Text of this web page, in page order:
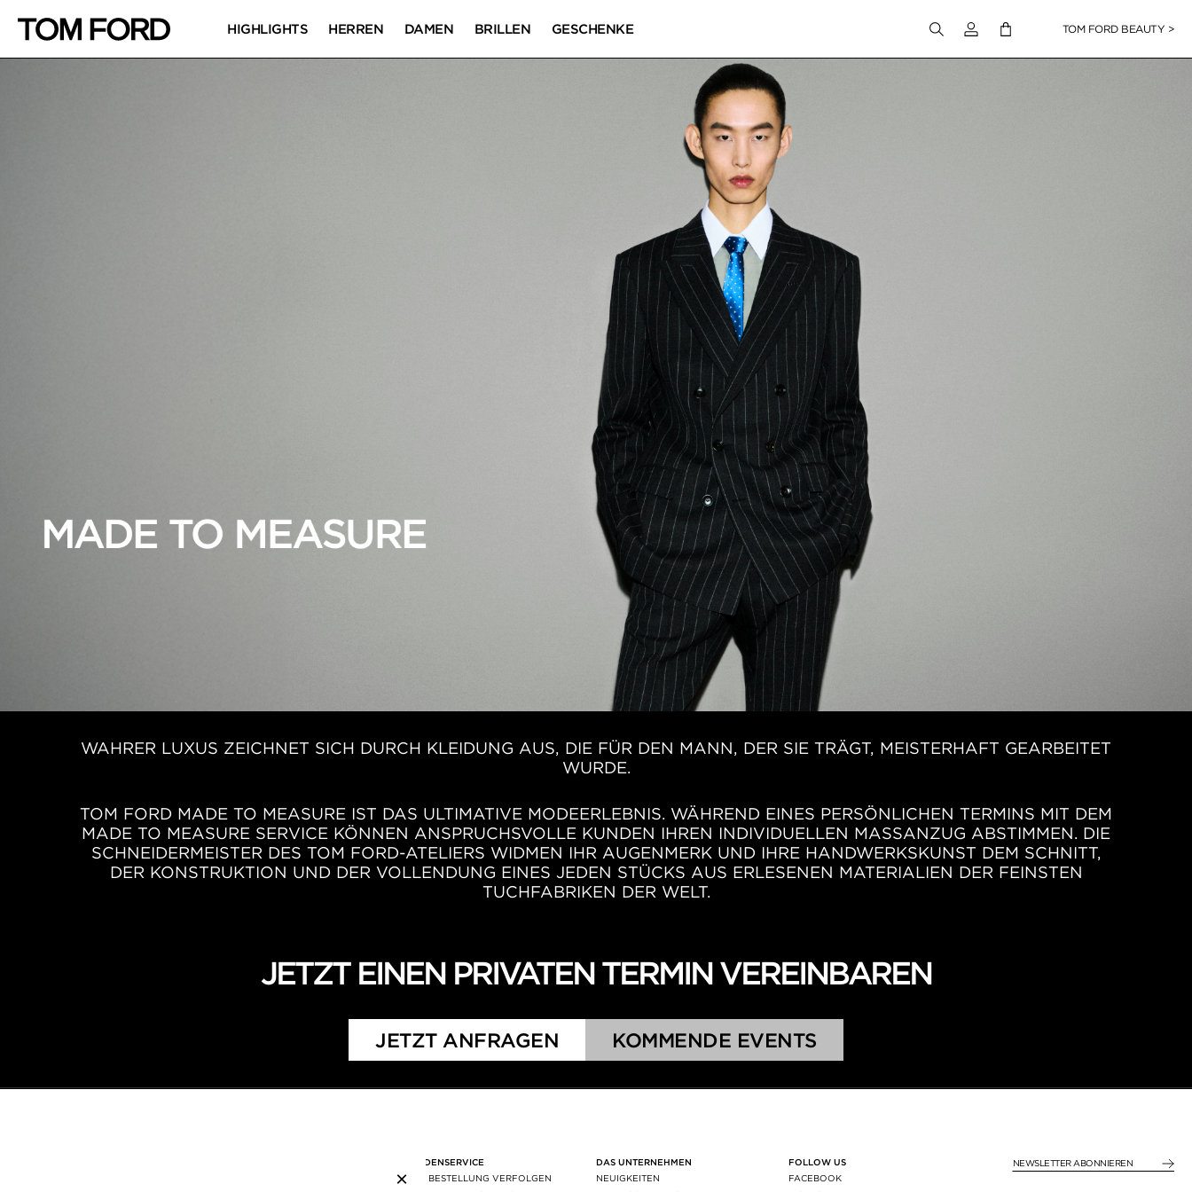
HIGHLIGHTS HERREN DAMEN BRILLEN GESCHENKE Melden Sie sich bei Ihrem Konto an
TOM FORD BEAUTY >
WAHRER LUXUS ZEICHNET SICH DURCH KLEIDUNG AUS, DIE FÜR DEN MANN, DER SIE TRÄGT, MEISTERHAFT GEARBEITET
WURDE.
TOM FORD MADE TO MEASURE IST DAS ULTIMATIVE MODEERLEBNIS. WÄHREND EINES PERSÖNLICHEN TERMINS MIT DEM
MADE TO MEASURE SERVICE KÖNNEN ANSPRUCHSVOLLE KUNDEN IHREN INDIVIDUELLEN MASSANZUG ABSTIMMEN. DIE
SCHNEIDERMEISTER DES TOM FORD-ATELIERS WIDMEN IHR AUGENMERK UND IHRE HANDWERKSKUNST DEM SCHNITT,
DER KONSTRUKTION UND DER VOLLENDUNG EINES JEDEN STÜCKS AUS ERLESENEN MATERIALIEN DER FEINSTEN
TUCHFABRIKEN DER WELT.
JETZT EINEN PRIVATEN TERMIN VEREINBAREN
JETZT ANFRAGEN KOMMENDE EVENTS
×
KUNDENSERVICE
IHRE BESTELLUNG VERFOLGEN
DAS UNTERNEHMEN
NEUIGKEITEN
FOLLOW US
FACEBOOK